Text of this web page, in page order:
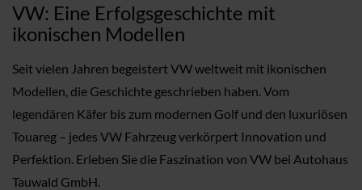
VW: Eine Erfolgsgeschichte mit
ikonischen Modellen
Seit vielen Jahren begeistert VW weltweit mit ikonischen
Modellen, die Geschichte geschrieben haben. Vom
legendären Käfer bis zum modernen Golf und den luxuriösen
Touareg – jedes VW Fahrzeug verkörpert Innovation und
Perfektion. Erleben Sie die Faszination von VW bei Autohaus
Tauwald GmbH.